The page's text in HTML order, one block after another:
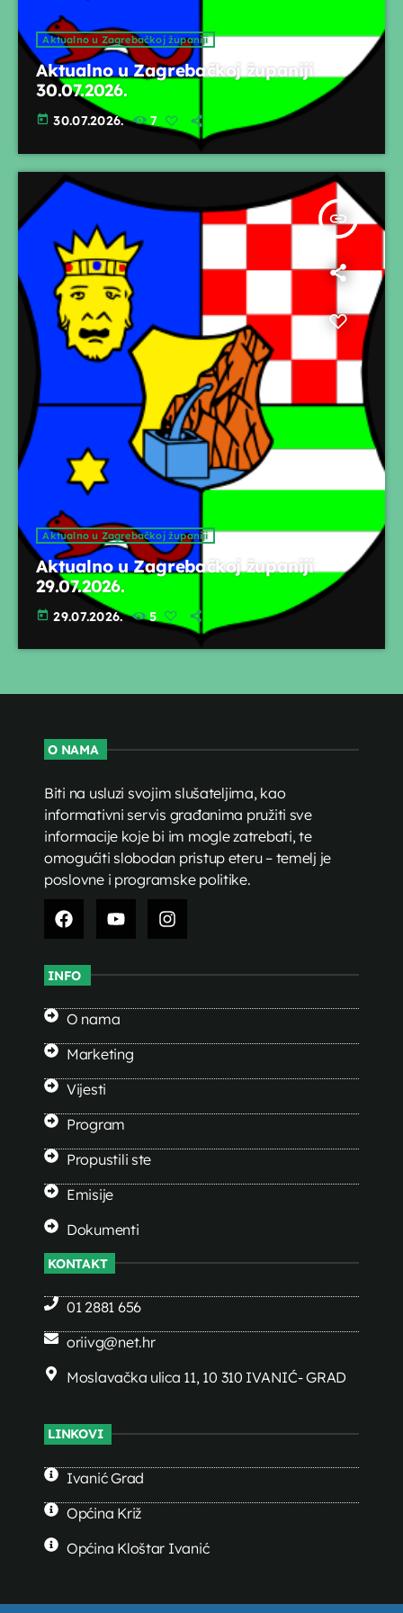
Aktualno u Zagrebačkoj županiji
Aktualno u Zagrebačkoj županiji
30.07.2026.
today 30.07.2026. 7
insert_link
Aktualno u Zagrebačkoj županiji
Aktualno u Zagrebačkoj županiji
29.07.2026.
today 29.07.2026. 5
O NAMA
Biti na usluzi svojim slušateljima, kao
informativni servis građanima pružiti sve
informacije koje bi im mogle zatrebati, te
omogućiti slobodan pristup eteru – temelj je
poslovne i programske politike.
INFO
O nama
Marketing
Vijesti
Program
Propustili ste
Emisije
Dokumenti
KONTAKT
01 2881 656
oriivg@net.hr
Moslavačka ulica 11, 10 310 IVANIĆ- GRAD
LINKOVI
Ivanić Grad
Općina Križ
Općina Kloštar Ivanić